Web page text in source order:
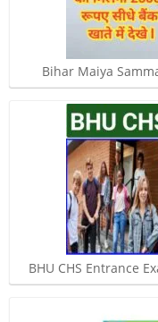
Bihar Maiya
BHU CHS Entrance